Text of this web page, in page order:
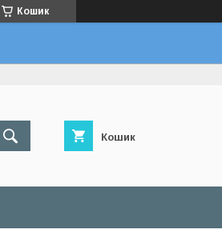
Кошик
Кошик